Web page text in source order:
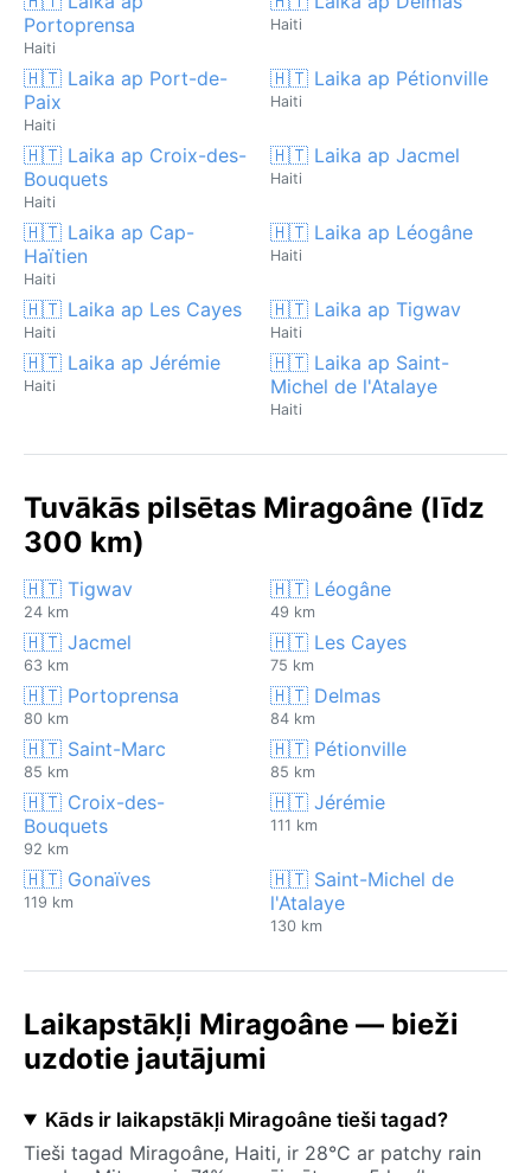
Portoprensa
Haiti
Haiti
🇭🇹 Laika ap Port-de-
Paix
Haiti
🇭🇹 Laika ap Pétionville
Haiti
🇭🇹 Laika ap Croix-des-
Bouquets
Haiti
🇭🇹 Laika ap Jacmel
Haiti
🇭🇹 Laika ap Cap-
Haïtien
Haiti
🇭🇹 Laika ap Léogâne
Haiti
🇭🇹 Laika ap Les Cayes
Haiti
🇭🇹 Laika ap Tigwav
Haiti
🇭🇹 Laika ap Jérémie
Haiti
🇭🇹 Laika ap Saint-
Michel de l'Atalaye
Haiti
Tuvākās pilsētas Miragoâne (līdz
300 km)
🇭🇹 Tigwav
24 km
🇭🇹 Léogâne
49 km
🇭🇹 Jacmel
63 km
🇭🇹 Les Cayes
75 km
🇭🇹 Portoprensa
80 km
🇭🇹 Delmas
84 km
🇭🇹 Saint-Marc
85 km
🇭🇹 Pétionville
85 km
🇭🇹 Croix-des-
Bouquets
92 km
🇭🇹 Jérémie
111 km
🇭🇹 Gonaïves
119 km
🇭🇹 Saint-Michel de
l'Atalaye
130 km
Laikapstākļi Miragoâne — bieži
uzdotie jautājumi
Kāds ir laikapstākļi Miragoâne tieši tagad?
Tieši tagad Miragoâne, Haiti, ir 28°C ar patchy rain